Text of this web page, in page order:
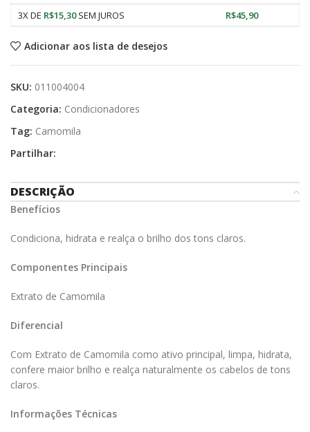
3X DE R$15,30SEM JUROS R$45,90
Adicionar aos lista de desejos
SKU: 011004004
Categoria: Condicionadores
Tag: Camomila
Partilhar:
DESCRIÇÃO
Benefícios
Condiciona, hidrata e realça o brilho dos tons claros.
Componentes Principais
Extrato de Camomila
Diferencial
Com Extrato de Camomila como ativo principal, limpa, hidrata,
confere maior brilho e realça naturalmente os cabelos de tons
claros.
Informações Técnicas